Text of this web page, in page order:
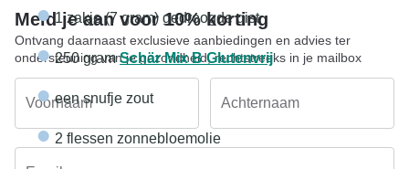
1 zakje (7 gram) gedroogde gist
250 gramSchär Mix B Glutenvrij
een snufje zout
2 flessen zonnebloemolie
Meld je aan voor 10% korting
Ontvang daarnaast exclusieve aanbiedingen en advies ter
ondersteuning van je gezondheid, rechtstreeks in je mailbox
Voornaam Achternaam